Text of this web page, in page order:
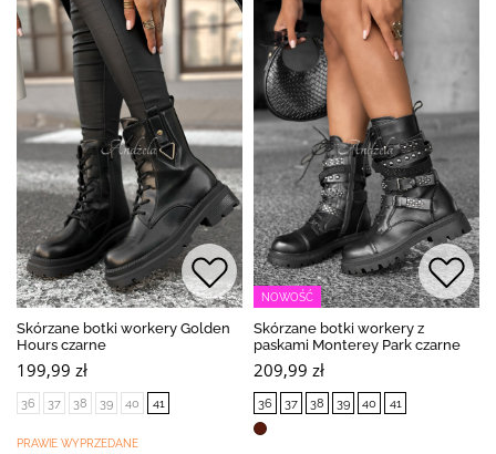
Skórzane botki workery Golden
Hours czarne
199,99 zł
36 37 38 39 40 41
PRAWIE WYPRZEDANE
NOWOŚĆ
Skórzane botki workery z
paskami Monterey Park czarne
209,99 zł
36 37 38 39 40 41